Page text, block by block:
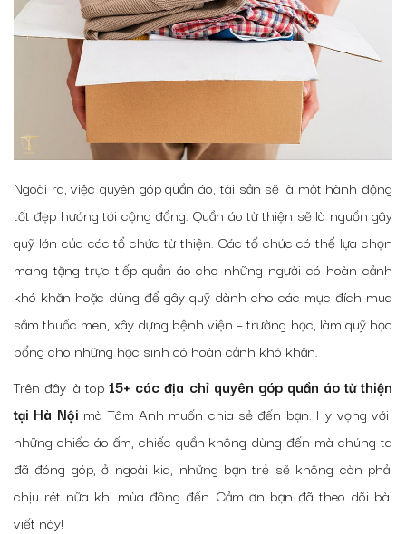
Ngoài ra, việcquyên góp quần áo , tài sản sẽ là một hành động
tốt đẹp hướng tới cộng đồng. Quần áo từ thiện sẽ là nguồn gây
quỹ lớn của các tổ chức từ thiện. Các tổ chức có thể lựa chọn
mang tặng trực tiếp quần áo cho những người có hoàn cảnh
khó khăn hoặc dùng để gây quỹ dành cho các mục đích mua
sắm thuốc men, xây dựng bệnh viện – trường học, làm quỹ học
bổng cho những học sinh có hoàn cảnh khó khăn.
Trên đây là top15+ cácđịa chỉ quyên góp quần áo từ thiện
tại Hà Nội mà Tâm Anh muốn chia sẻ đến bạn. Hy vọng với
những chiếc áo ấm, chiếc quần không dùng đến mà chúng ta
đã đóng góp, ở ngoài kia, những bạn trẻ sẽ không còn phải
chịu rét nữa khi mùa đông đến. Cảm ơn bạn đã theo dõi bài
viết này!